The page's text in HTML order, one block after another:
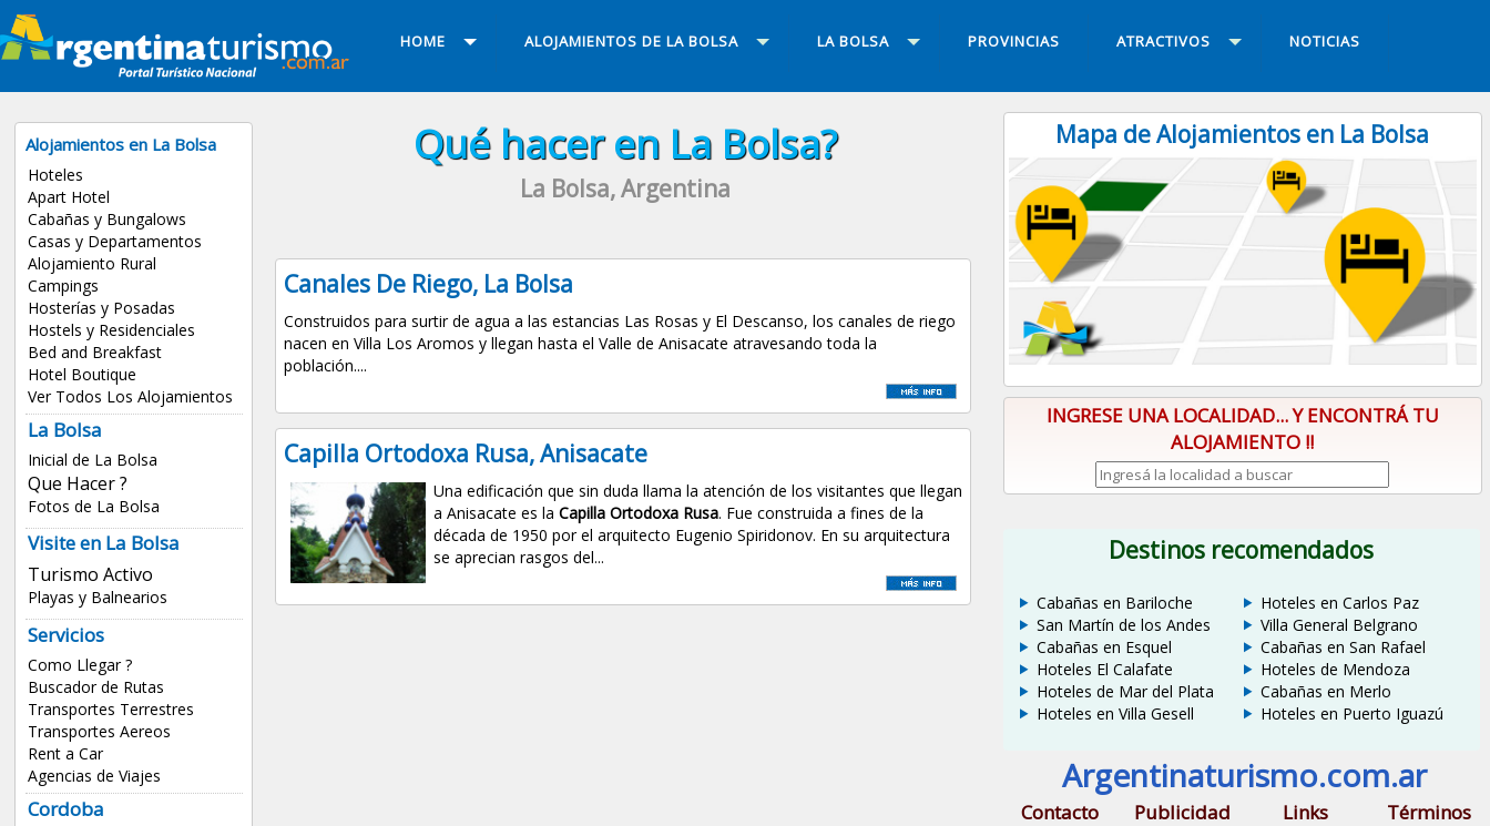
HOME ALOJAMIENTOS DE LA BOLSA LA BOLSA PROVINCIAS ATRACTIVOS NOTICIAS
Alojamientos en La Bolsa
Hoteles
Apart Hotel
Cabañas y Bungalows
Casas y Departamentos
Alojamiento Rural
Campings
Hosterías y Posadas
Hostels y Residenciales
Bed and Breakfast
Hotel Boutique
Ver Todos Los Alojamientos
La Bolsa
Inicial de La Bolsa
Que Hacer ?
Fotos de La Bolsa
Visite en La Bolsa
Turismo Activo
Playas y Balnearios
Servicios
Como Llegar ?
Buscador de Rutas
Transportes Terrestres
Transportes Aereos
Rent a Car
Agencias de Viajes
Cordoba
Qué hacer en La Bolsa?
La Bolsa, Argentina
Canales De Riego, La Bolsa
Construidos para surtir de agua a las estancias Las Rosas y El Descanso, los canales de riego
nacen en Villa Los Aromos y llegan hasta el Valle de Anisacate atravesando toda la
población....
Capilla Ortodoxa Rusa, Anisacate
Una edificación que sin duda llama la atención de los visitantes que llegan
a Anisacate es la Capilla Ortodoxa Rusa. Fue construida a fines de la
década de 1950 por el arquitecto Eugenio Spiridonov. En su arquitectura
se aprecian rasgos del...
Mapa de Alojamientos en La Bolsa
INGRESE UNA LOCALIDAD... Y ENCONTRÁ TU
ALOJAMIENTO !!
Destinos recomendados
Cabañas en Bariloche
San Martín de los Andes
Cabañas en Esquel
Hoteles El Calafate
Hoteles de Mar del Plata
Hoteles en Villa Gesell
Hoteles en Carlos Paz
Villa General Belgrano
Cabañas en San Rafael
Hoteles de Mendoza
Cabañas en Merlo
Hoteles en Puerto Iguazú
Argentinaturismo.com.ar
Contacto Publicidad Links Términos